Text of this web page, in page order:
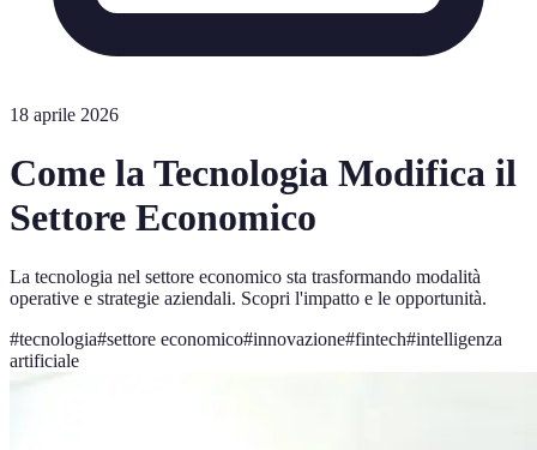
18 aprile 2026
Come la Tecnologia Modifica il
Settore Economico
La tecnologia nel settore economico sta trasformando modalità
operative e strategie aziendali. Scopri l'impatto e le opportunità.
#tecnologia#settore economico#innovazione#fintech#intelligenza
artificiale